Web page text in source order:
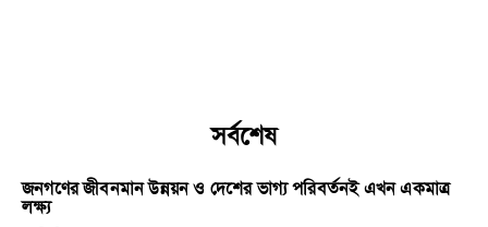
সর্বশেষ
জনগণের জীবনমান উন্নয়ন ও দেশের ভাগ্য পরিবর্তনই এখন একমাত্র
লক্ষ্য